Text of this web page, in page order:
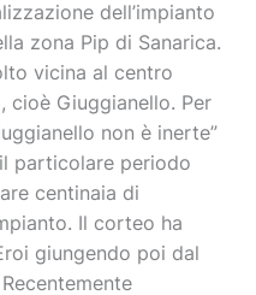
dell’impianto
zona Pip di Sanarica.
vicina al centro
Giuggianello. Per
non è inerte”
particolare periodo
centinaia di
Il corteo ha
giungendo poi dal